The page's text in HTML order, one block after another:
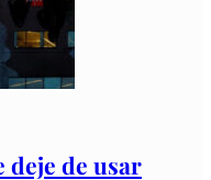
deje de usar